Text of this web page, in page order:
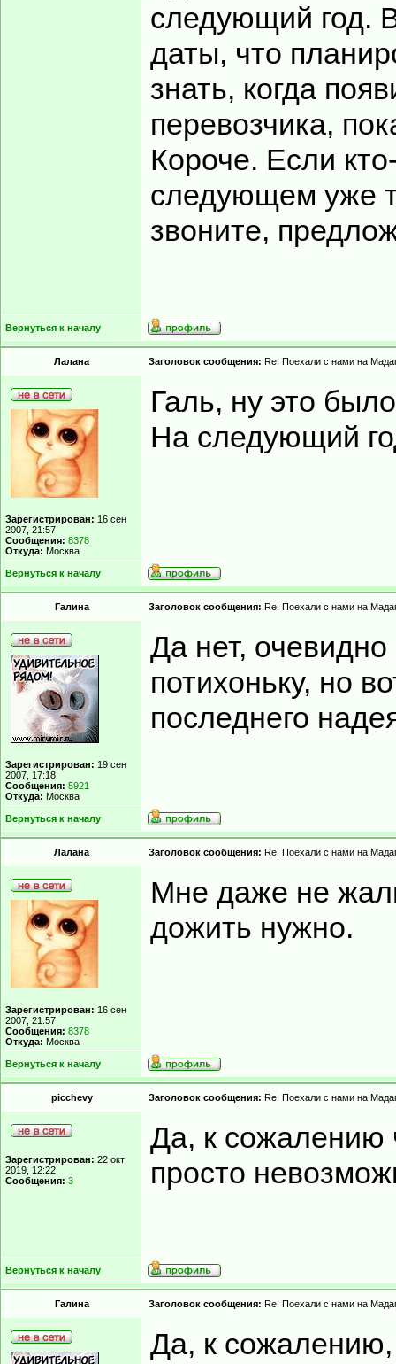
следующий год.
даты, что
знать, когда
перевозчика,
Короче. Если
следующем уже
звоните,
Вернуться к началу
Лалана Заголовок сообщения: Re: Поехали с нами на
Зарегистрирован: 16 сен
2007, 21:57
Сообщения: 8378
Откуда: Москва
Галь, ну это
На следующий
Вернуться к началу
Гaлинa Заголовок сообщения: Re: Поехали с нами на
Зарегистрирован: 19 сен
2007, 17:18
Сообщения: 5921
Откуда: Москва
Да нет,
потихоньку, но
последнего
Вернуться к началу
Лалана Заголовок сообщения: Re: Поехали с нами на
Зарегистрирован: 16 сен
2007, 21:57
Сообщения: 8378
Откуда: Москва
Мне даже не
дожить нужно.
Вернуться к началу
picchevy Заголовок сообщения: Re: Поехали с нами на
Зарегистрирован: 22 окт
2019, 12:22
Сообщения: 3
Да, к сожалению
просто
Вернуться к началу
Гaлинa Заголовок сообщения: Re: Поехали с нами на
Да, к